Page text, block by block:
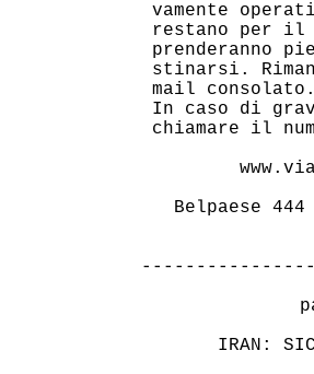
vamente
restano per il
prenderanno
stinarsi.
mail
In caso di
chiamare il
Belpaese